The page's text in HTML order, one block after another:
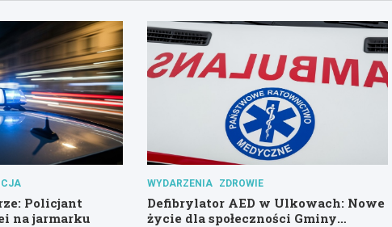
Policjant
na jarmarku
WYDARZENIA ZDROWIE
Defibrylator AED w Ulkowach: Nowe
życie dla społeczności Gminy